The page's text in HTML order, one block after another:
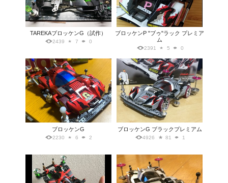
TAREKAブロッケンG（試作）
2439 7 0
ブロッケンP "ブゥ"ラック プレミア
ム
2391 5 0
ブロッケンG
2230 6 2
ブロッケンG ブラックプレミアム
4926 81 1